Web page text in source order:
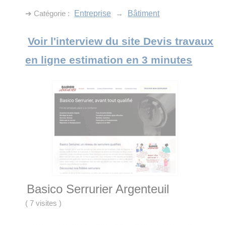
➔ Catégorie : Entreprise → Bâtiment
Voir l'interview du site Devis travaux
en ligne estimation en 3 minutes
Basico Serrurier Argenteuil
( 7 visites)